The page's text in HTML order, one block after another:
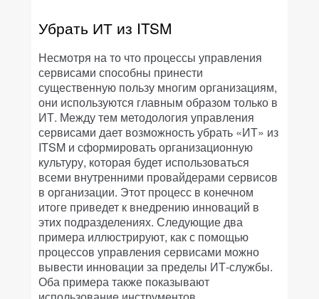
Убрать ИТ из ITSM
Несмотря на то что процессы управления
сервисами способны принести
существенную пользу многим организациям,
они используются главным образом только в
ИТ. Между тем методология управления
сервисами дает возможность убрать «ИТ» из
ITSM и сформировать организационную
культуру, которая будет использоваться
всеми внутренними провайдерами сервисов
в организации. Этот процесс в конечном
итоге приведет к внедрению инноваций в
этих подразделениях. Следующие два
примера иллюстрируют, как с помощью
процессов управления сервисами можно
вывести инновации за пределы ИТ-службы.
Оба примера также показывают